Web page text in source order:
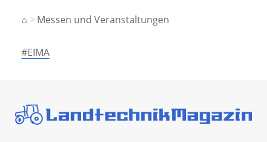
⌂ Messen und Veranstaltungen
#EIMA